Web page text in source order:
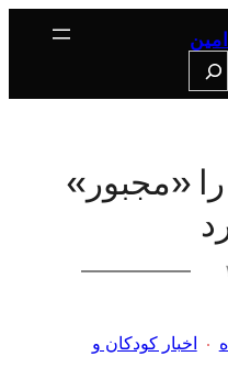
«مجبور»
اخبار کودکان و